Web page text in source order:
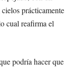
prácticamente
cual reafirma el
podría hacer que